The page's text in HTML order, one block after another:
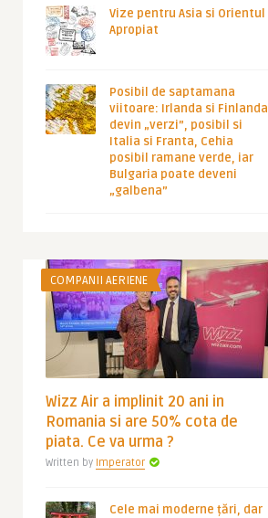
Vize pentru Asia si Orientul
Apropiat
Posibil de saptamana
viitoare: Irlanda si Finlanda
devin „verzi”, posibil si
Italia si Franta, Cehia
posibil ramane verde, iar
Bulgaria poate deveni
„galbena”
COMPANII AERIENE
Wizz Air a implinit 20 ani in
Romania si are 50% cota de
piata. Ce va urma ?
Written by Imperator
Cele mai moderne țări, dar